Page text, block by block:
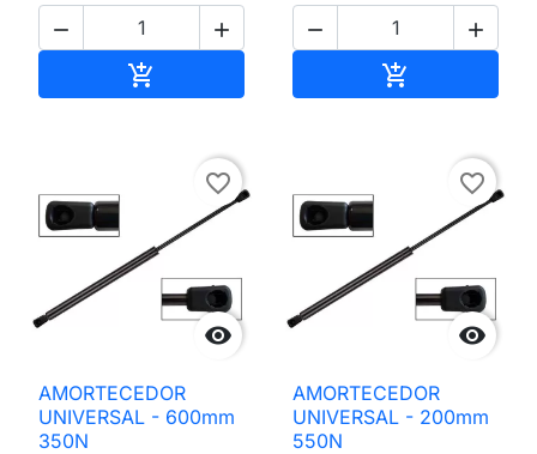
 

 


favorite_border
AMORTECEDOR
UNIVERSAL - 600mm
350N

favorite_border
AMORTECEDOR
UNIVERSAL - 200mm
550N